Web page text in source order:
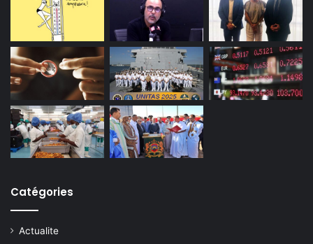
Catégories
Actualite